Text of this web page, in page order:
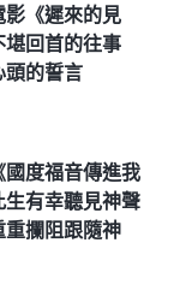
影《遲來的見
堪回首的往事
頭的誓言
國度福音傳進我
生有幸聽見神聲
攔阻跟隨神